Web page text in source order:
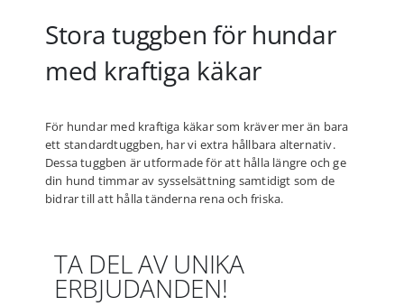
Stora tuggben för hundar
med kraftiga käkar
För hundar med kraftiga käkar som kräver mer än bara
ett standardtuggben, har vi extra hållbara alternativ.
Dessa tuggben är utformade för att hålla längre och ge
din hund timmar av sysselsättning samtidigt som de
bidrar till att hålla tänderna rena och friska.
TA DEL AV UNIKA
ERBJUDANDEN!